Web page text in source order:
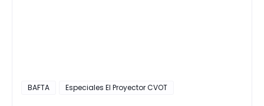
BAFTA Especiales El Proyector CVOT